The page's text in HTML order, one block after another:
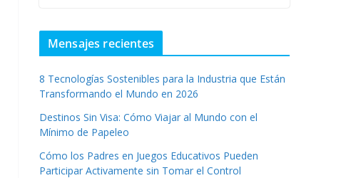
Mensajes recientes
8 Tecnologías Sostenibles para la Industria que Están
Transformando el Mundo en 2026
Destinos Sin Visa: Cómo Viajar al Mundo con el
Mínimo de Papeleo
Cómo los Padres en Juegos Educativos Pueden
Participar Activamente sin Tomar el Control